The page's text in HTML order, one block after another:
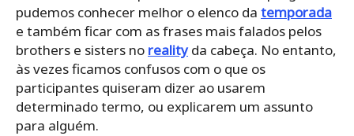
pudemos conhecer melhor o elenco da temporada
e também ficar com as frases mais falados pelos
brothers e sisters no realityda cabeça. No entanto,
às vezes ficamos confusos com o que os
participantes quiseram dizer ao usarem
determinado termo, ou explicarem um assunto
para alguém.